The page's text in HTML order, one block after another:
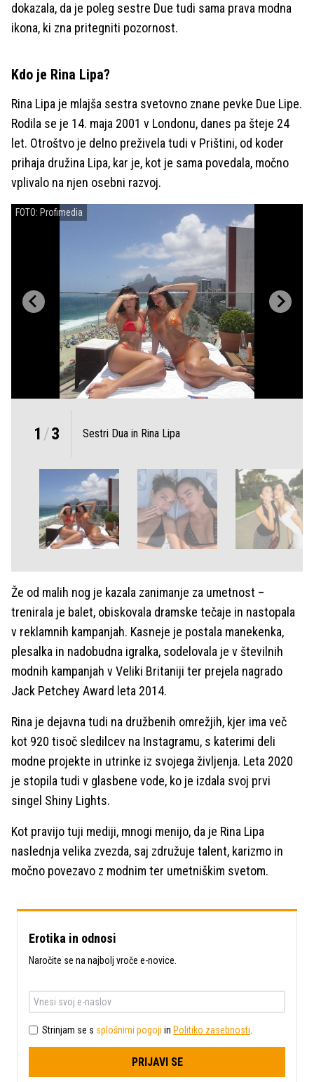
dokazala, da je poleg sestre Due tudi sama prava modna
ikona, ki zna pritegniti pozornost.
Kdo je Rina Lipa?
Rina Lipa je mlajša sestra svetovno znane pevke Due Lipe.
Rodila se je 14. maja 2001 v Londonu, danes pa šteje 24
let. Otroštvo je delno preživela tudi v Prištini, od koder
prihaja družina Lipa, kar je, kot je sama povedala, močno
vplivalo na njen osebni razvoj.
FOTO: Profimedia
1 /3 Sestri Dua in Rina Lipa
Že od malih nog je kazala zanimanje za umetnost –
trenirala je balet, obiskovala dramske tečaje in nastopala
v reklamnih kampanjah. Kasneje je postala manekenka,
plesalka in nadobudna igralka, sodelovala je v številnih
modnih kampanjah v Veliki Britaniji ter prejela nagrado
Jack Petchey Award leta 2014.
Rina je dejavna tudi na družbenih omrežjih, kjer ima več
kot 920 tisoč sledilcev na Instagramu, s katerimi deli
modne projekte in utrinke iz svojega življenja. Leta 2020
je stopila tudi v glasbene vode, ko je izdala svoj prvi
singel Shiny Lights.
Kot pravijo tuji mediji, mnogi menijo, da je Rina Lipa
naslednja velika zvezda, saj združuje talent, karizmo in
močno povezavo z modnim ter umetniškim svetom.
Erotika in odnosi
Naročite se na najbolj vroče e-novice.
Strinjam se s splošnimi pogoji in Politiko zasebnosti
PRIJAVI SE